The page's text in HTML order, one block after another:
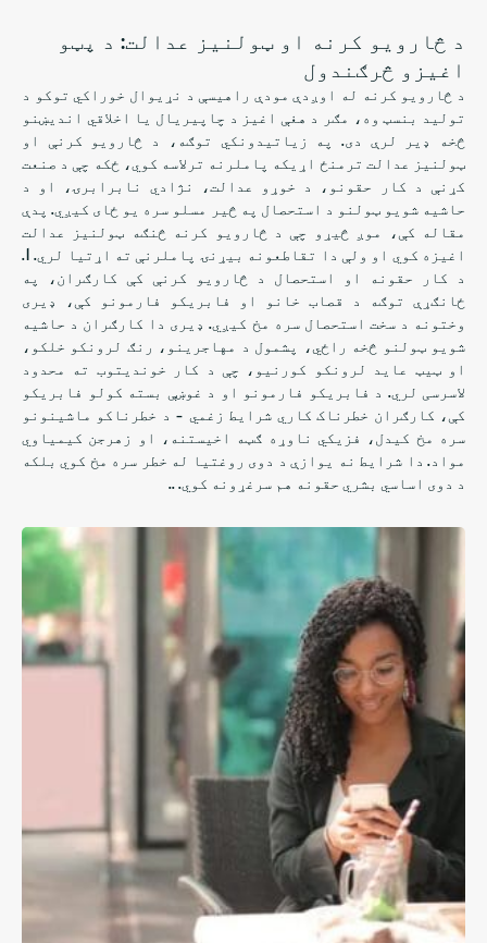
د څارویو کرنه او ټولنیز عدالت: د پټو
اغیزو څرګندول
د څارویو کرنه له اوږدې مودې راهیسې د نړیوال خوراکي توکو د
تولید بنسټ وه، مګر د هغې اغیز د چاپیریال یا اخلاقي اندیښنو
څخه ډیر لرې دی. په زیاتیدونکي توګه، د څارویو کرنې او
ټولنیز عدالت ترمنځ اړیکه پاملرنه ترلاسه کوي، ځکه چې د صنعت
کړنې د کار حقونو، د خوړو عدالت، نژادي نابرابرۍ، او د
حاشیه شویو ټولنو د استحصال په څیر مسلو سره یو ځای کیږي. پدې
مقاله کې، موږ څیړو چې د څارویو کرنه څنګه ټولنیز عدالت
اغیزه کوي او ولې دا تقاطعونه بیړنۍ پاملرنې ته اړتیا لري. 1.
د کار حقونه او استحصال د څارویو کرنې کې کارګران، په
ځانګړې توګه د قصاب خانو او فابریکو فارمونو کې، ډیری
وختونه د سخت استحصال سره مخ کیږي. ډیری دا کارګران د حاشیه
شویو ټولنو څخه راځي، پشمول د مهاجرینو، رنګ لرونکو خلکو،
او ټیټ عاید لرونکو کورنیو، چې د کار خوندیتوب ته محدود
لاسرسی لري. د فابریکو فارمونو او د غوښې بسته کولو فابریکو
کې، کارګران خطرناک کاري شرایط زغمي - د خطرناکو ماشینونو
سره مخ کیدل، فزیکي ناوړه ګټه اخیستنه، او زهرجن کیمیاوي
مواد. دا شرایط نه یوازې د دوی روغتیا له خطر سره مخ کوي بلکه
د دوی اساسي بشري حقونه هم سرغړونه کوي. ..